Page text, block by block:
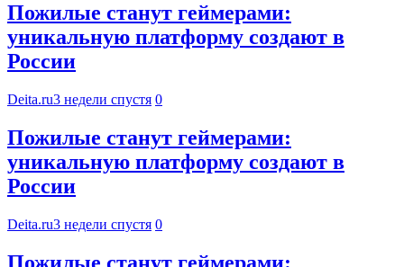
Пожилые станут геймерами:
уникальную платформу создают в
России
Deita.ru3 недели спустя 0
Пожилые станут геймерами:
уникальную платформу создают в
России
Deita.ru3 недели спустя 0